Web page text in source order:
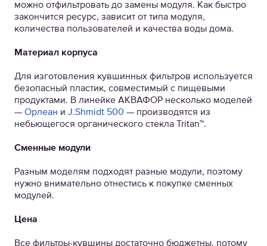
можно отфильтровать до замены модуля. Как быстро
закончится ресурс, зависит от типа модуля,
количества пользователей и качества воды дома.
Материал корпуса
Для изготовления кувшинных фильтров используется
безопасный пластик, совместимый с пищевыми
продуктами. В линейке АКВАФОР несколько моделей
— Орлеан и J.Shmidt 500 — производятся из
небьющегося органического стекла Tritan™.
Сменные модули
Разным моделям подходят разные модули, поэтому
нужно внимательно отнестись к покупке сменных
модулей.
Цена
Все фильтры-кувшины достаточно бюджетны, потому